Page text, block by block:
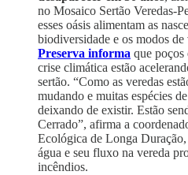
no Mosaico Sertão Veredas-
esses oásis alimentam as
biodiversidade e os modos
Preserva informa que poços
crise climática estão
sertão. “Como as veredas
mudando e muitas espécies
deixando de existir. Estão
Cerrado”, afirma a
Ecológica de Longa
água e seu fluxo na vereda
incêndios.